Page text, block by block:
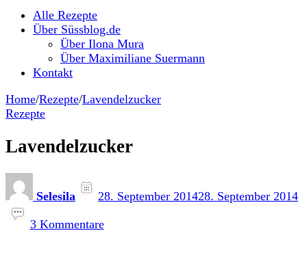
suessblog.de
Alle Rezepte
Über Süssblog.de
Über Ilona Mura
Über Maximiliane Suermann
Kontakt
Home/Rezepte/Lavendelzucker
Rezepte
Lavendelzucker
Selesila 28. September 201428. September 2014
3 KommentareLavendelzucker